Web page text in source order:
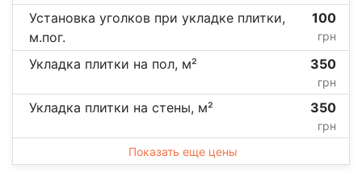
Установка уголков при укладке плитки,
м.пог.
100
грн
Укладка плитки на пол, м² 350
грн
Укладка плитки на стены, м² 350
грн
Показать еще цены